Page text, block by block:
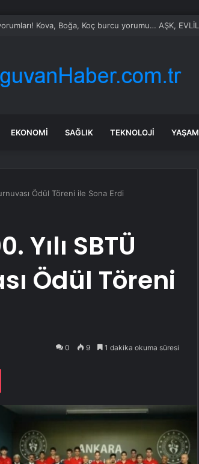
‘hava’da yeni dönem… Sefer kapasitesi artırıldı
EKONOMI SAĞLIK TEKNOLOJI YAŞAM
Ödül Töreni ile Sona Erdi
SBTÜ
Ödül Töreni
0 9 1 dakika okuma süresi
Pocket